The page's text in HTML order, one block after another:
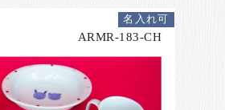
ARMR-183-CH
名入れ可